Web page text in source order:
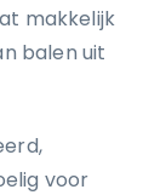
makkelijk
balen uit
voor